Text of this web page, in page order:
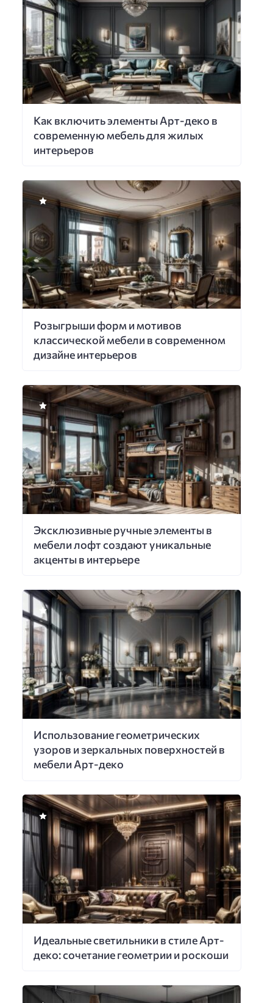
Как включить элементы Арт-деко в
современную мебель для жилых
интерьеров
Розыгрыши форм и мотивов
классической мебели в современном
дизайне интерьеров
Эксклюзивные ручные элементы в
мебели лофт создают уникальные
акценты в интерьере
Использование геометрических
узоров и зеркальных поверхностей в
мебели Арт-деко
Идеальные светильники в стиле Арт-
деко: сочетание геометрии и роскоши